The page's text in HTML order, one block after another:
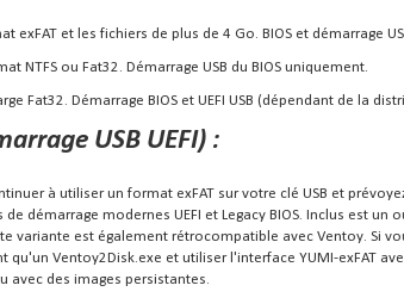
exFAT et les fichiers de plus de 4 Go. BIOS et démarrage
NTFS ou Fat32. Démarrage USB du BIOS uniquement.
Fat32. Démarrage BIOS et UEFI USB (dépendant de la
USB UEFI) :
à utiliser un format exFAT sur votre clé USB et
démarrage modernes UEFI et Legacy BIOS. Inclus est un
variante est également rétrocompatible avec Ventoy. Si
qu'un Ventoy2Disk.exe et utiliser l'interface YUMI-exFAT
avec des images persistantes.